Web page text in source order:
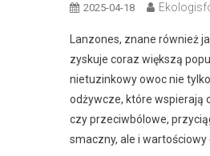
2025-04-18
Lanzones, znane również
zyskuje coraz większą
nietuzinkowy owoc nie
odżywcze, które wspierają
czy przeciwbólowe,
smaczny, ale i